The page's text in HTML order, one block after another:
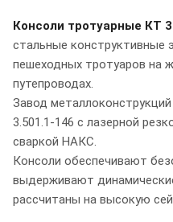
Консоли тротуарные КТ
стальные конструктивные
пешеходных тротуаров на
путепроводах.
Завод
3.501.1-146 с лазерной
сваркой НАКС.
Консоли обеспечивают
выдерживают
рассчитаны на высокую